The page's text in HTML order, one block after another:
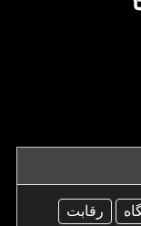
رقابت